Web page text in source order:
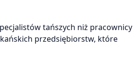
tańszych niż pracownicy
przedsiębiorstw, które